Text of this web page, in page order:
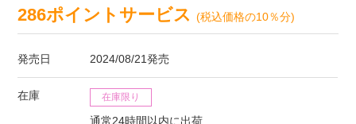
286ポイントサービス(税込価格の10％分)
発売日 2024/08/21発売
在庫 在庫限り
通常24時間以内に出荷